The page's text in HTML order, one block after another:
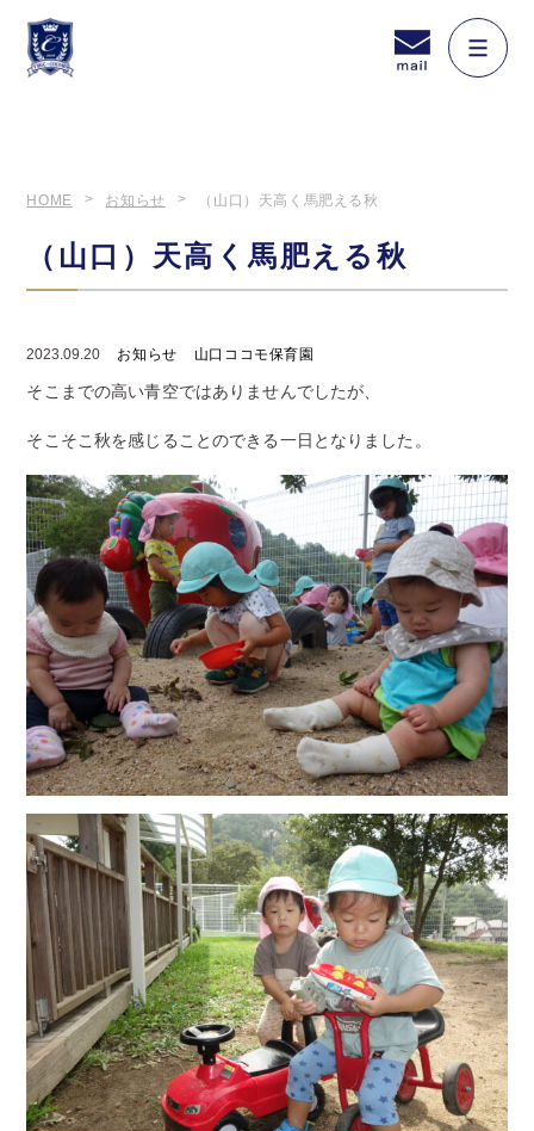
HOME お知らせ （山口）天高く馬肥える秋
（山口）天高く馬肥える秋
2023.09.20 お知らせ 山口ココモ保育園
そこまでの高い青空ではありませんでしたが、
そこそこ秋を感じることのできる一日となりました。